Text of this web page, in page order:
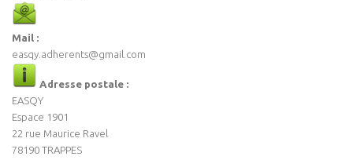
Mail :
easqy.adherents@gmail.com
Adresse postale :
EASQY
Espace 1901
22 rue Maurice Ravel
78190 TRAPPES